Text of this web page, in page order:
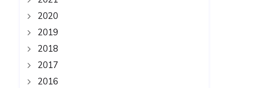
2020
2019
2018
2017
2016